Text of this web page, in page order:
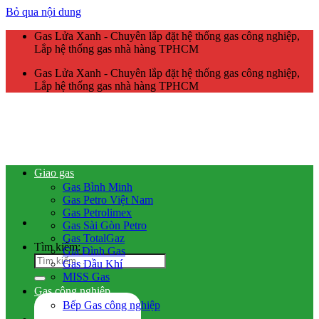
Bỏ qua nội dung
Gas Lửa Xanh - Chuyên lắp đặt hệ thống gas công nghiệp,
Lắp hệ thống gas nhà hàng TPHCM
Gas Lửa Xanh - Chuyên lắp đặt hệ thống gas công nghiệp,
Lắp hệ thống gas nhà hàng TPHCM
Tìm kiếm:
Giao gas
Gas Bình Minh
Gas Petro Việt Nam
Gas Petrolimex
Gas Sài Gòn Petro
Gas TotalGaz
Gia Đình Gas
Gas Dầu Khí
MISS Gas
Gas công nghiệp
Bếp Gas công nghiệp